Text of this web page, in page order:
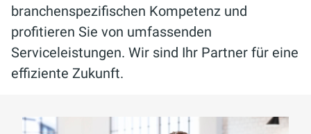
branchenspezifischen Kompetenz und
profitieren Sie von umfassenden
Serviceleistungen. Wir sind Ihr Partner für eine
effiziente Zukunft.